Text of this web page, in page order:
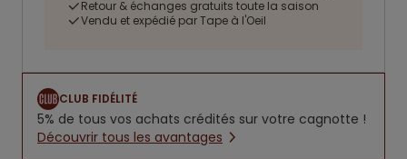
Retour & échanges gratuits toute la saison
Vendu et expédié par Tape à l'Oeil
CLUB FIDÉLITÉ
5% de tous vos achats crédités sur votre cagnotte !
Découvrir tous les avantages